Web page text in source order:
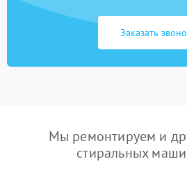
Заказать
Мы ремонтируем и
стиральных